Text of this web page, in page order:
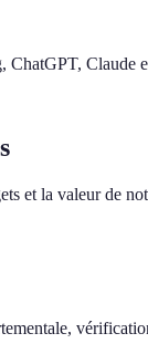
ChatGPT, Claude
et la valeur de